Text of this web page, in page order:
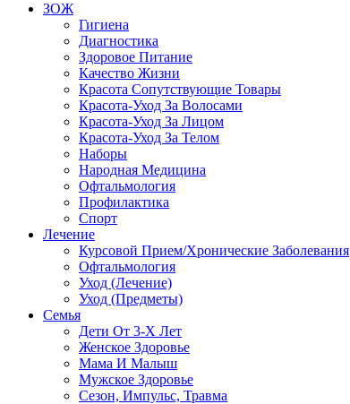
ЗОЖ
Гигиена
Диагностика
Здоровое Питание
Качество Жизни
Красота Сопутствующие Товары
Красота-Уход За Волосами
Красота-Уход За Лицом
Красота-Уход За Телом
Наборы
Народная Медицина
Офтальмология
Профилактика
Спорт
Лечение
Курсовой Прием/Хронические Заболевания
Офтальмология
Уход (Лечение)
Уход (Предметы)
Семья
Дети От 3-Х Лет
Женское Здоровье
Мама И Малыш
Мужское Здоровье
Сезон, Импульс, Травма